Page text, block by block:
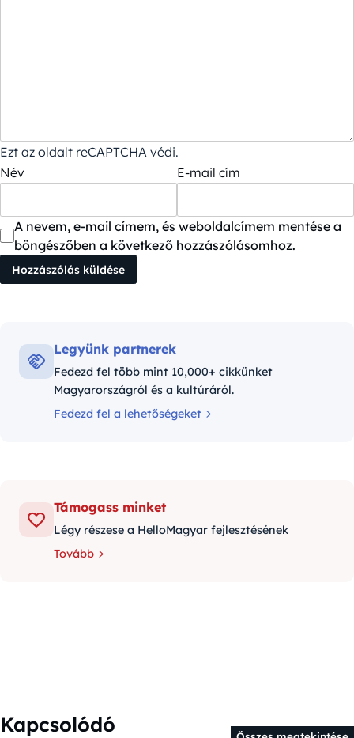
Ezt az oldalt reCAPTCHA védi.
Név
E-mail cím
A nevem, e-mail címem, és weboldalcímem mentése a
böngészőben a következő hozzászólásomhoz.
Legyünk partnerek
Fedezd fel több mint 10,000+ cikkünket
Magyarországról és a kultúráról.
Fedezd fel a lehetőségeket
Támogass minket
Légy részese a HelloMagyar fejlesztésének
Tovább
Kapcsolódó